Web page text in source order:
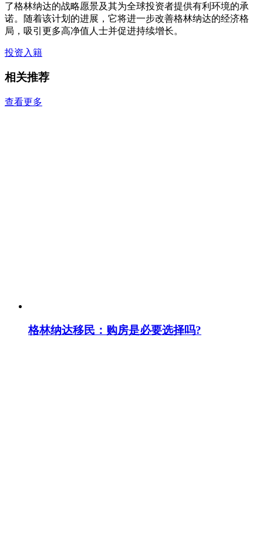
了格林纳达的战略愿景及其为全球投资者提供有利环境的承
诺。随着该计划的进展，它将进一步改善格林纳达的经济格
局，吸引更多高净值人士并促进持续增长。
投资入籍
相关推荐
查看更多
格林纳达移民：购房是必要选择吗?